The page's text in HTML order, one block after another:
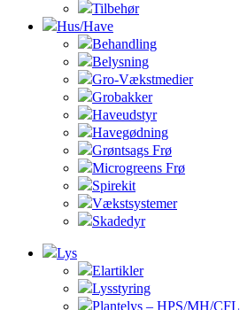
Tilbehør
Hus/Have
Behandling
Belysning
Gro-Vækstmedier
Grobakker
Haveudstyr
Havegødning
Grøntsags Frø
Microgreens Frø
Spirekit
Vækstsystemer
Skadedyr
Lys
Elartikler
Lysstyring
Plantelys – HPS/MH/CFL